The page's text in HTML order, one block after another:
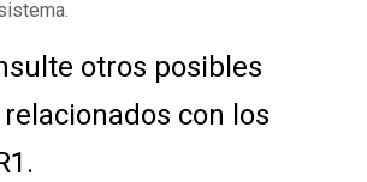
otros posibles
con los